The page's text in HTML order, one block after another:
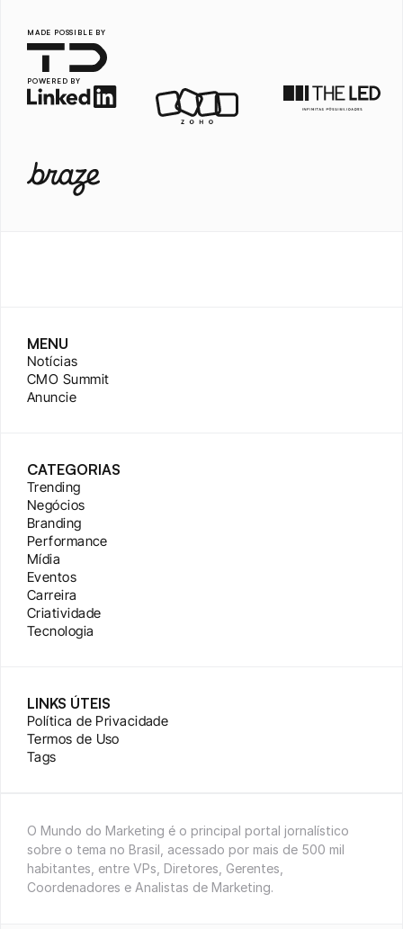
MADE POSSIBLE BY
POWERED BY
MENU
Notícias
CMO Summit
Anuncie
CATEGORIAS
Trending
Negócios
Branding
Performance
Mídia
Eventos
Carreira
Criatividade
Tecnologia
LINKS ÚTEIS
Política de Privacidade
Termos de Uso
Tags
O Mundo do Marketing é o principal portal jornalístico
sobre o tema no Brasil, acessado por mais de 500 mil
habitantes, entre VPs, Diretores, Gerentes,
Coordenadores e Analistas de Marketing.